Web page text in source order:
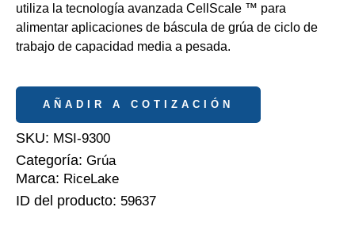
utiliza la tecnología avanzada CellScale ™ para
alimentar aplicaciones de báscula de grúa de ciclo de
trabajo de capacidad media a pesada.
AÑADIR A COTIZACIÓN
SKU: MSI-9300
Categoría: Grúa
Marca: RiceLake
ID del producto: 59637